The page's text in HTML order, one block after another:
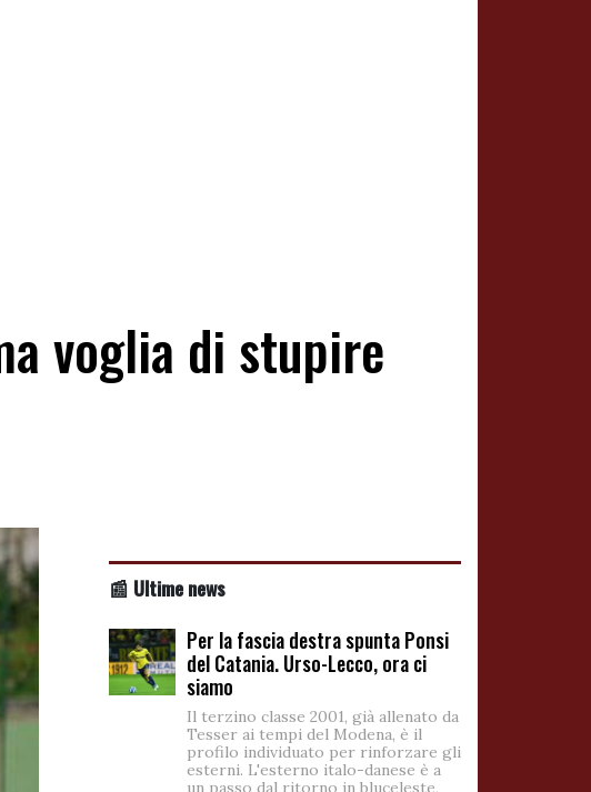
voglia di stupire
📰 Ultime news
Per la fascia destra spunta Ponsi
del Catania. Urso-Lecco, ora ci
siamo
Il terzino classe 2001, già allenato da
Tesser ai tempi del Modena, è il
profilo individuato per rinforzare gli
esterni. L'esterno italo-danese è a
un passo dal ritorno in bluceleste,